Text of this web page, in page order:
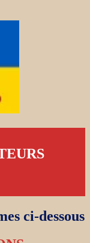
ci-dessous